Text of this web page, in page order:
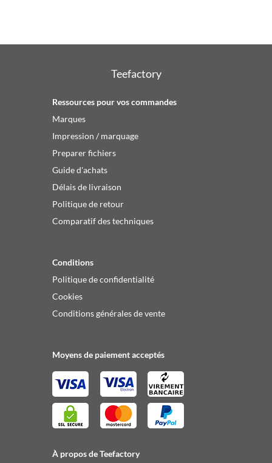
Teefactory
Ressources pour vos commandes
Marques
Impression / marquage
Preparer fichiers
Guide d'achats
Délais de livraison
Politique de retour
Comparatif des techniques
Conditions
Politique de confidentialité
Cookies
Conditions générales de vente
Moyens de paiement acceptés
À propos de Teefactory